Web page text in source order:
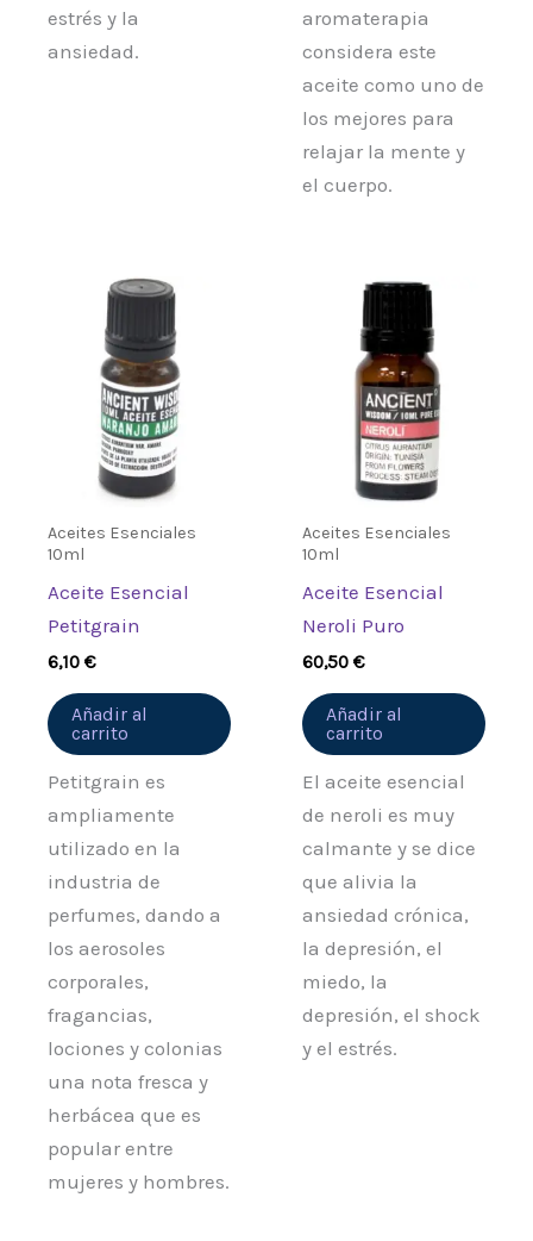
estrés y la
ansiedad.
aromaterapia
considera este
aceite como uno de
los mejores para
relajar la mente y
el cuerpo.
Aceites Esenciales
10ml
Aceite Esencial
Petitgrain
6,10€
Añadir al
carrito
Petitgrain es
ampliamente
utilizado en la
industria de
perfumes, dando a
los aerosoles
corporales,
fragancias,
lociones y colonias
una nota fresca y
herbácea que es
popular entre
mujeres y hombres.
Aceites Esenciales
10ml
Aceite Esencial
Neroli Puro
60,50€
Añadir al
carrito
El aceite esencial
de neroli es muy
calmante y se dice
que alivia la
ansiedad crónica,
la depresión, el
miedo, la
depresión, el shock
y el estrés.